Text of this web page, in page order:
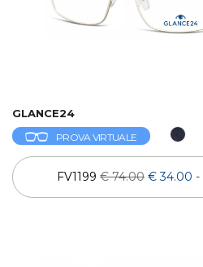
GLANCE24
PROVA VIRTUALE
FV1199 € 74.00 € 34.00 -